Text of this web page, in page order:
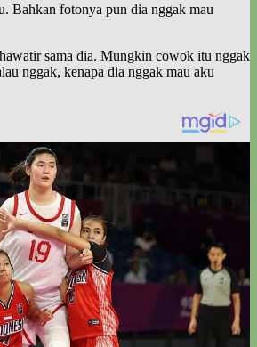
Bahkan fotonya pun dia nggak mau
sama dia. Mungkin cowok itu nggak
nggak, kenapa dia nggak mau aku